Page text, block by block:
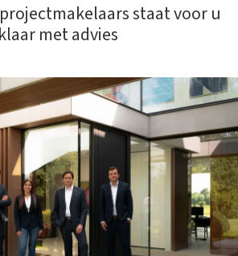
staat voor u
klaar met advies